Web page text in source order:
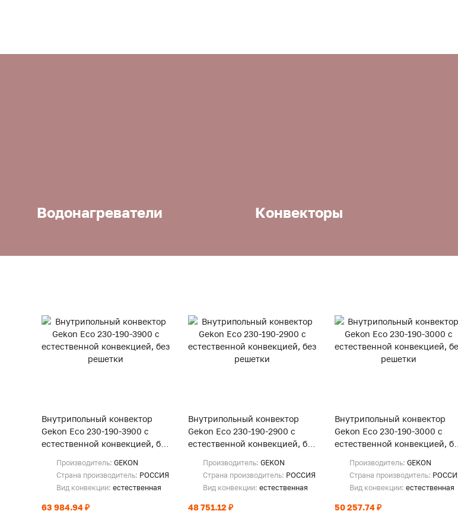
Водонагреватели Конвекторы
Внутрипольный конвектор
Gekon Eco 230-190-3900 с
естественной конвекцией, без
Производитель: GEKON
Страна производитель: РОССИЯ
Вид конвекции: естественная
63 984.94 ₽
Внутрипольный конвектор
Gekon Eco 230-190-2900 с
естественной конвекцией, без
Производитель: GEKON
Страна производитель: РОССИЯ
Вид конвекции: естественная
48 751.12 ₽
Внутрипольный конвектор
Gekon Eco 230-190-3000 с
естественной конвекцией, без
Производитель: GEKON
Страна производитель:
Вид конвекции: естественная
50 257.74 ₽